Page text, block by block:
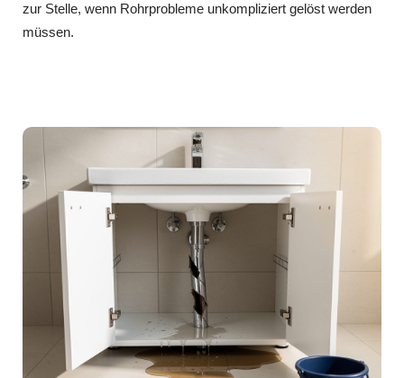
zur Stelle, wenn Rohrprobleme unkompliziert gelöst werden
müssen.